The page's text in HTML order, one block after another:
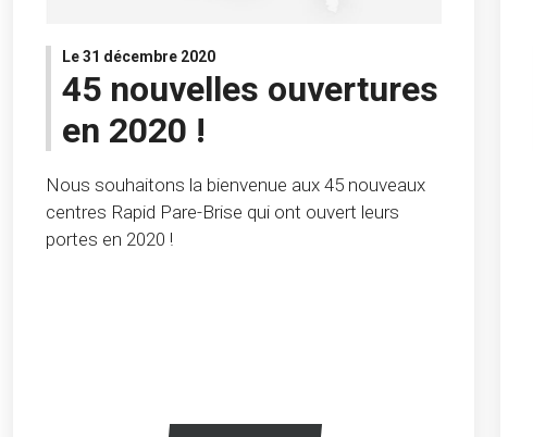
Le 31 décembre 2020
45 nouvelles ouvertures
en 2020 !
Nous souhaitons la bienvenue aux 45 nouveaux
centres Rapid Pare-Brise qui ont ouvert leurs
portes en 2020 !